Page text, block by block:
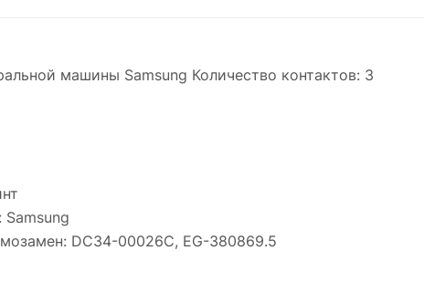
машины Samsung Количество контактов: 3
DC34-00026C, EG-380869.5